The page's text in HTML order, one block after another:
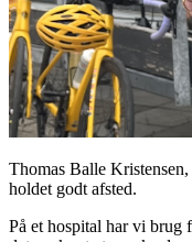
Thomas Balle
holdet godt afsted.
På et hospital har vi brug